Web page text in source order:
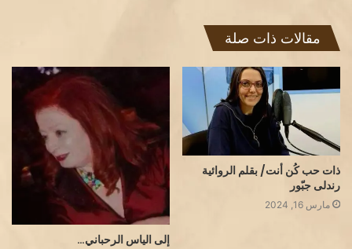
مقالات ذات صلة
ذات حب كُن أنت/ بقلم الروائية
رندلى جبّور
مارس 16, 2024
إلى الياس الرحباني…